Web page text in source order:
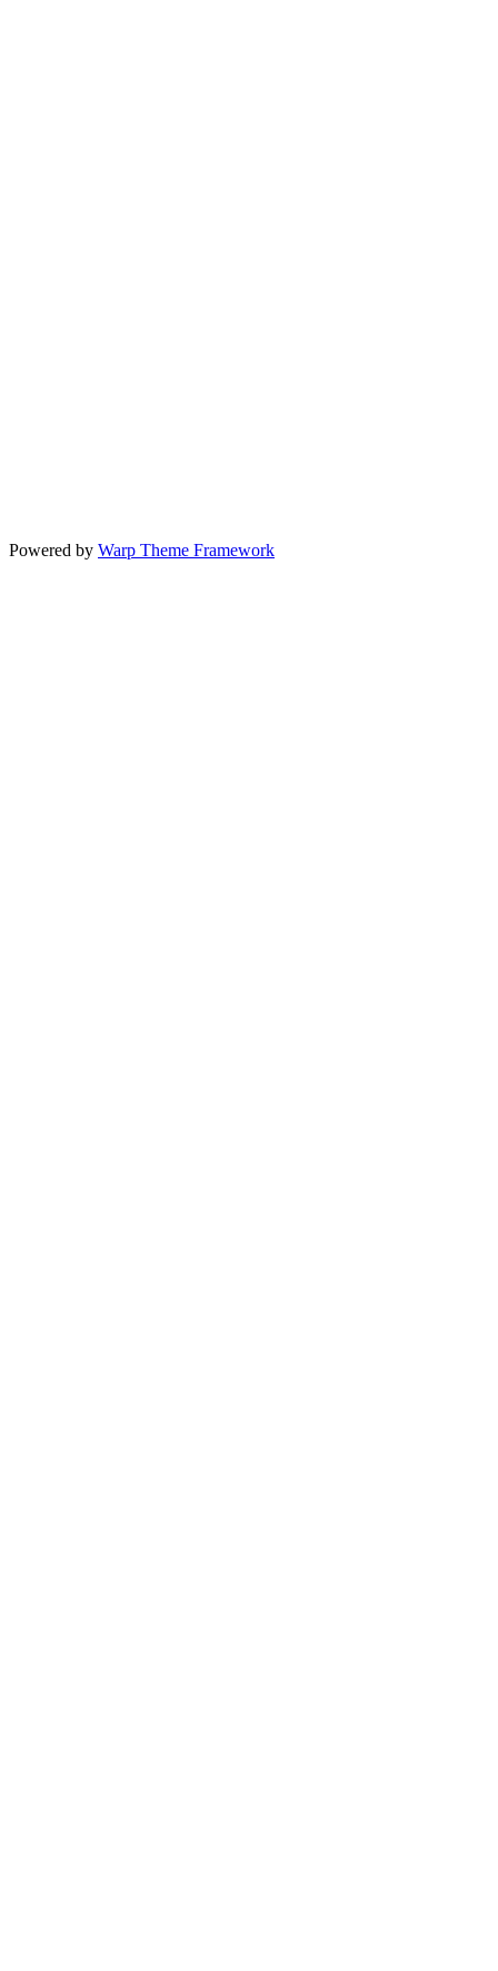
Powered by Warp Theme Framework